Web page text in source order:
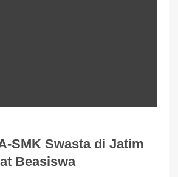
SMK Swasta di Jatim
Beasiswa